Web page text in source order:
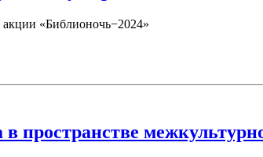
«Библионочь−2024»
пространстве